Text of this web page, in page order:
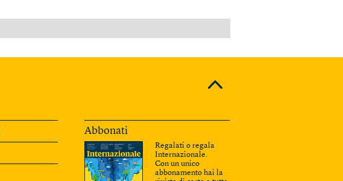
Abbonati
Regalati o regala
Internazionale.
Con un unico
abbonamento hai la